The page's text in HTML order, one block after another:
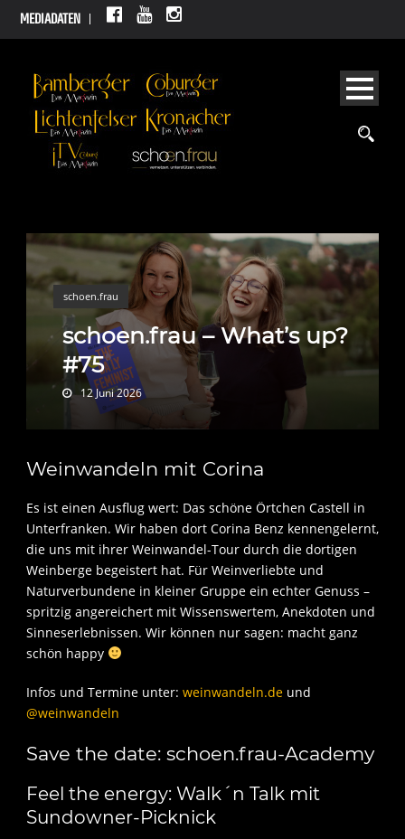
MEDIADATEN
schoen.frau
schoen.frau – What’s up?
#75
12 Juni 2026
Weinwandeln mit Corina
Es ist einen Ausflug wert: Das schöne Örtchen Castell in
Unterfranken. Wir haben dort Corina Benz kennengelernt,
die uns mit ihrer Weinwandel-Tour durch die dortigen
Weinberge begeistert hat. Für Weinverliebte und
Naturverbundene in kleiner Gruppe ein echter Genuss –
spritzig angereichert mit Wissenswertem, Anekdoten und
Sinneserlebnissen. Wir können nur sagen: macht ganz
schön happy
Infos und Termine unter: weinwandeln.de und
@weinwandeln
Save the date: schoen.frau-Academy
Feel the energy: Walk´n Talk mit
Sundowner-Picknick